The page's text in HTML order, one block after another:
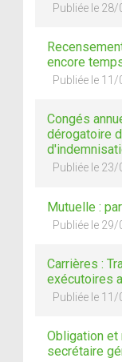
Publiée le
encore
Publiée le
Congés
dérogatoire
Publiée le
Mutuelle :
Publiée le
Carrières :
exécutoires
Publiée le
Obligation et
secrétaire